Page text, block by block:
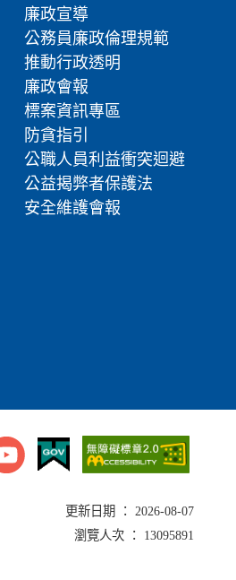
廉政宣導
公務員廉政倫理規範
推動行政透明
廉政會報
標案資訊專區
防貪指引
公職人員利益衝突迴避
公益揭弊者保護法
安全維護會報
更新日期 ： 2026-08-07
瀏覽人次 ： 13095891